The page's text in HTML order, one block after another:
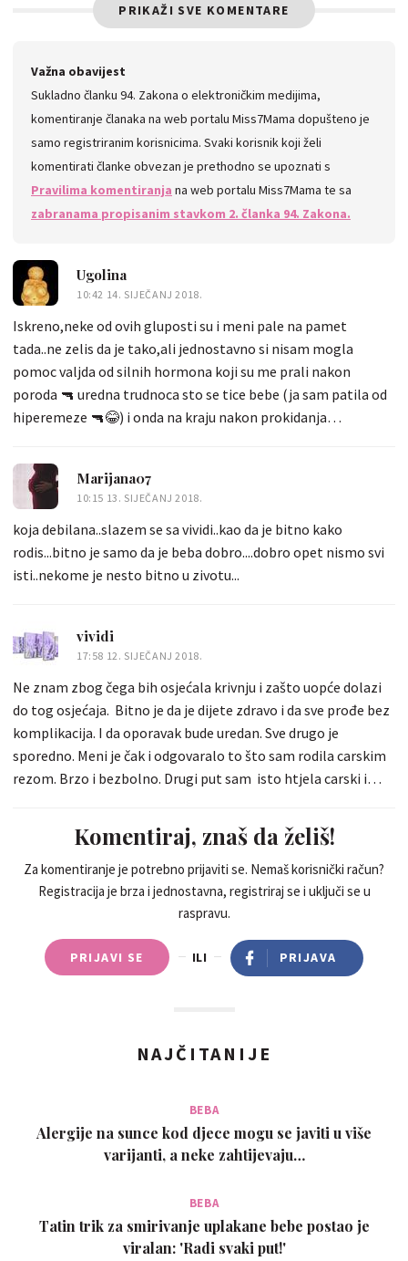
PRIKAŽI SVE KOMENTARE
Važna obavijest
Sukladno članku 94. Zakona o elektroničkim medijima,
komentiranje članaka na web portalu Miss7Mama dopušteno je
samo registriranim korisnicima. Svaki korisnik koji želi
komentirati članke obvezan je prethodno se upoznati s
Pravilima komentiranja na web portalu Miss7Mama te sa
zabranama propisanim stavkom 2. članka 94. Zakona.
Ugolina
10:42 14. SIJEČANJ 2018.
Iskreno,neke od ovih gluposti su i meni pale na pamet
tada..ne zelis da je tako,ali jednostavno si nisam mogla
pomoc valjda od silnih hormona koji su me prali nakon
poroda 🔫 uredna trudnoca sto se tice bebe (ja sam patila od
hiperemeze 🔫😂) i onda na kraju nakon prokidanja
carskom 😭 taj neki osjecaj nesposobnosti me prao..sto mi
uopce nije ni bilo jasno jer nije bio problem u mojoj
nesposobnosti,naravno... Kod mene konkretno velika beba
koja se krivo namjestila, sama indukcija itd.sad nebitno za ovu
pricu... i onda sam samu sebe nasamarala-ono, koji ti je k
glupaco, hvala bogu sto je tako bilo jer da nije samo bog zna
onaj osjecaj da sam propustila prve minute svoje bebe,prvi
plac, prvi kontakt i sve to jer sam imala opcu anesteziju,ali to
me pralo tih dva sata budnosti koje sam cekala da mi donesu
moju ljubav..dode sestra i pita me osjecam li se dobro i jesam
li spremna za prvi kontakt koza na kozu- onak naravno!!!! I
bio je vjerojatno jednako caroban 💕💕💕💕 kao i da sam ga
imala u boksu... Stisnula mi se na prsima pod vrat,a ja sam
Marijana07
10:15 13. SIJEČANJ 2018.
koja debilana..slazem se sa vividi..kao da je bitno kako
rodis...bitno je samo da je beba dobro....dobro opet nismo svi
isti..nekome je nesto bitno u zivotu...
vividi
17:58 12. SIJEČANJ 2018.
Ne znam zbog čega bih osjećala krivnju i zašto uopće dolazi
do tog osjećaja. Bitno je da je dijete zdravo i da sve prođe bez
komplikacija. I da oporavak bude uredan. Sve drugo je
sporedno. Meni je čak i odgovaralo to što sam rodila carskim
rezom. Brzo i bezbolno. Drugi put sam isto htjela carski i
to bilo isto kao da sam "prirodno" rodila. Nema mjesta
krivjni. Naprotiv.Komentiraj, znaš da želiš!
Za komentiranje je potrebno prijaviti se. Nemaš korisnički račun?
Registracija je brza i jednostavna, registriraj se i uključi se u
raspravu.
PRIJAVI SE ILI PRIJAVA
NAJČITANIJE
BEBA
Alergije na sunce kod djece mogu se javiti u više
varijanti, a neke zahtijevaju…
BEBA
Tatin trik za smirivanje uplakane bebe postao je
viralan: 'Radi svaki put!'